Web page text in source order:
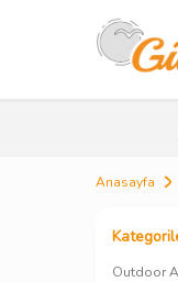
Anasayfa
Outdoor